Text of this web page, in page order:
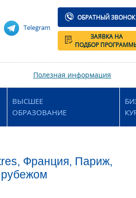
Telegram
ОБРАТНЫЙ ЗВОНОК
ЗАЯВКА НА
ПОДБОР
Полезная информация
ВЫСШЕЕ
ОБРАЗОВАНИЕ
Франция, Париж,
рубежом